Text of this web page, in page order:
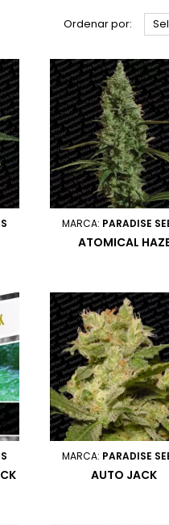
Ordenar por:
MARCA: PARADISE
ATOMICAL
MARCA: PARADISE
AUTO JACK